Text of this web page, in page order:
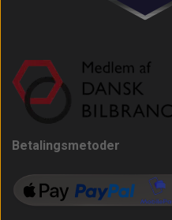
Betalingsmetoder